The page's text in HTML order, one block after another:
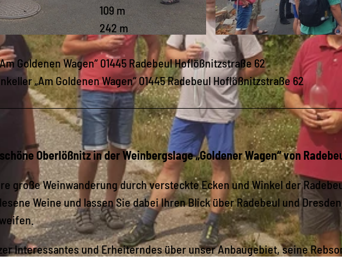
© Thomas Teubert, Dresden Elbland
109 m
242 m
Goldenen Wagen“ 01445 Radebeul Hoflößnitzstraße 62
„Am Goldenen Wagen“ 01445 Radebeul Hoflößnitzstraße 62
Oberlößnitz in der Weinbergslage „Goldener Wagen“ von
große Weinwanderung durch versteckte Ecken und Winkel der
Weine und lassen Sie dabei Ihren Blick über Radebeul und
Interessantes und Erheiterndes über unser Anbaugebiet, seine